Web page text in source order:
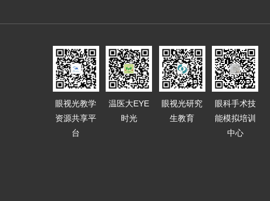
眼视光教学
资源共享平
台
温医大EYE
时光
眼视光研究
生教育
眼科手术技
能模拟培训
中心